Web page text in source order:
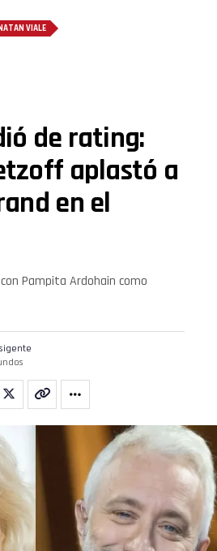
VIALE
de rating:
aplastó a
en el
Pampita Ardohain como